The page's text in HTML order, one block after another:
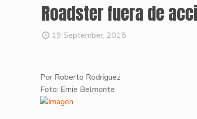
Roadster fuera de
19 September, 2018
Por Roberto Rodriguez
Foto: Ernie Belmonte